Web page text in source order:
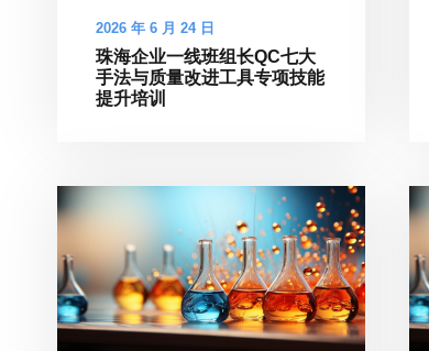
2026 年 6 月 24 日
珠海企业一线班组长QC七大
手法与质量改进工具专项技能
提升培训